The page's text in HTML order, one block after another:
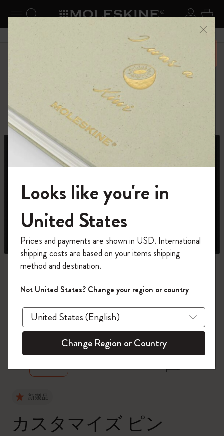
ナビゲーションの切替 ログ
検索 (キーワードなど) カ
6,500円以上のご購入で送料無料 メニ
ーを閉じる
ショップ
カントリー・テーマ・ピンズ・コレクション
zoom.cta
新製品
カスタマイズ ピン
モレスキンの世界へようこそ
「WELCOME10」を入力すると、初回注
文が10%オフ＋送料無料になります。セ
ール・アウトレット品は適用外。
Moleskineアカウントを作成して限定オフ
ァーや会員特典、さらに多くのインスピ
レーションを手に入れましょう。
今すぐ会員登録 !
Looks like you're in
United States
Prices and payments are shown in USD. International
shipping costs are based on your items shipping
method and destination.
Not United States? Change your region or country
Change Region or Country